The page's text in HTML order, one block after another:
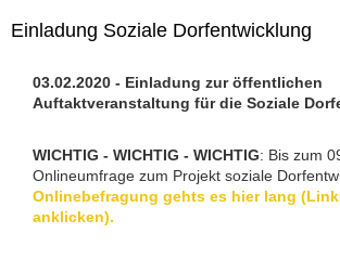
Einladung Soziale Dorfentwicklung
03.02.2020 - Einladung zur öffentlichen
Auftaktveranstaltung für die Soziale
WICHTIG - WICHTIG - WICHTIG: Bis zum
Onlineumfrage zum Projekt soziale
Onlinebefragung gehts es hier lang
anklicken).